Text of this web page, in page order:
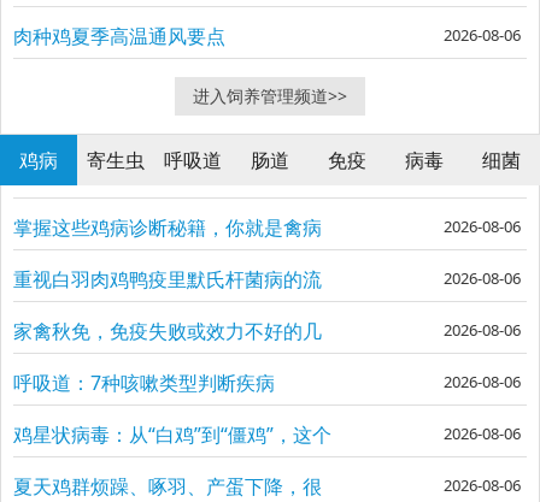
肉种鸡夏季高温通风要点 2026-08-06
进入饲养管理频道>>
鸡病 寄生虫 呼吸道 肠道 免疫 病毒 细菌
掌握这些鸡病诊断秘籍，你就是禽病
专家
2026-08-06
重视白羽肉鸡鸭疫里默氏杆菌病的流
行与防控
2026-08-06
家禽秋免，免疫失败或效力不好的几
大原因
2026-08-06
呼吸道：7种咳嗽类型判断疾病 2026-08-06
鸡星状病毒：从“白鸡”到“僵鸡”，这个
隐形杀手你了解吗？
2026-08-06
夏天鸡群烦躁、啄羽、产蛋下降，很
2026-08-06